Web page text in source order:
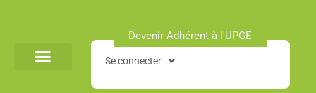
Devenir Adhérent à l'UPGE​
Se connecter